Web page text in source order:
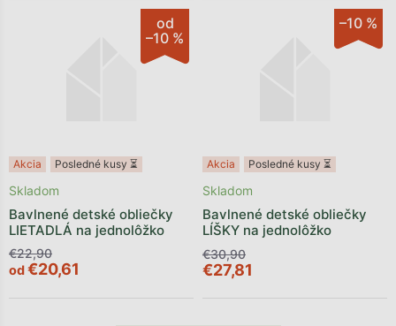
od
–10 %
Akcia Posledné kusy ⏳
Bavlnené detské obliečky
LIETADLÁ na jednolôžko
Skladom
€22,90
od€20,61
–10 %
Akcia Posledné kusy ⏳
Bavlnené detské obliečky
LÍŠKY na jednolôžko
Skladom
€30,90
€27,81